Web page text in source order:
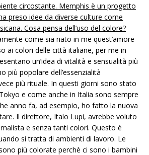
circostante. Memphis è un progetto
preso idee da diverse culture come
Cosa pensa dell’uso del colore?
come sia nato in me quest’amore
ai colori delle città italiane, per me in
un’idea di vitalità e sensualità più
più popolare dell’essenzialità
più rituale. In questi giorni sono stato
e come anche in Italia sono sempre
anno fa, ad esempio, ho fatto la nuova
Il direttore, Italo Lupi, avrebbe voluto
e senza tanti colori. Questo è
si tratta di ambienti di lavoro. Le
più colorate perchè ci sono i bambini